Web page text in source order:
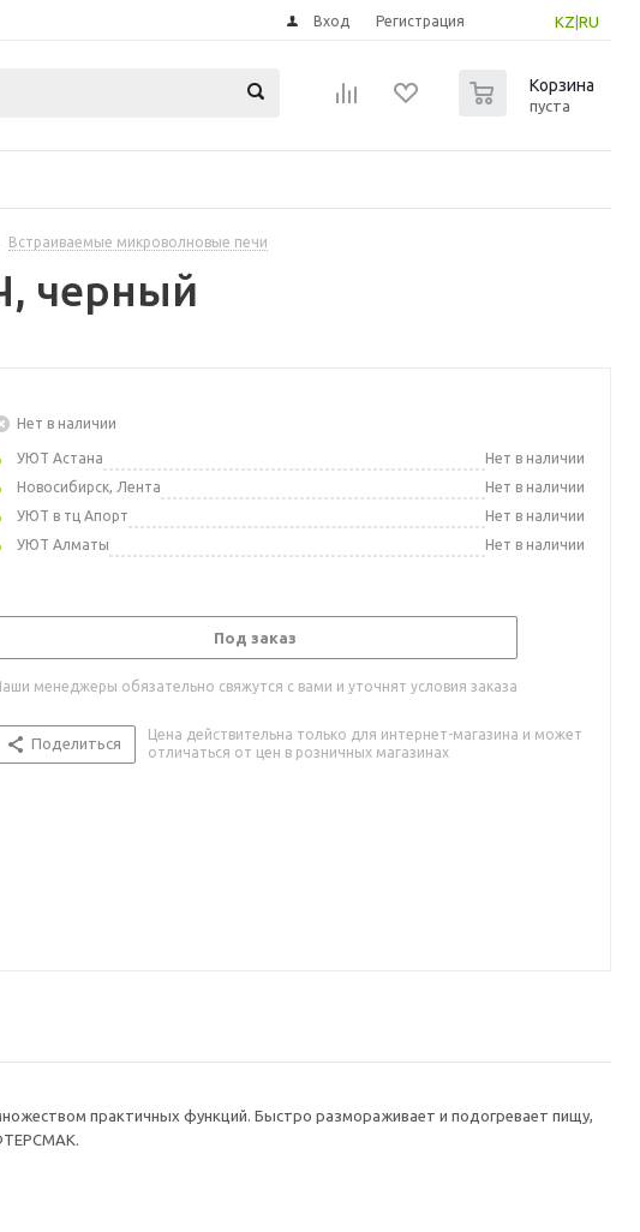
KZ RU
Вход Регистрация
Корзина
пуста
Встраиваемые микроволновые печи
черный
Нет в наличии
УЮТ Астана
Нет в наличии
Новосибирск, Лента
Нет в наличии
УЮТ в тц Апорт
Нет в наличии
УЮТ Алматы
Нет в наличии
Под заказ
менеджеры обязательно свяжутся с вами и уточнят условия заказа
Поделиться
Цена действительна только для интернет-магазина и может
отличаться от цен в розничных магазинах
практичных функций. Быстро размораживает и подогревает пищу,